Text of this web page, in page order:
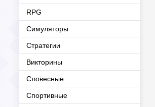
RPG
Симуляторы
Стратегии
Викторины
Словесные
Спортивные